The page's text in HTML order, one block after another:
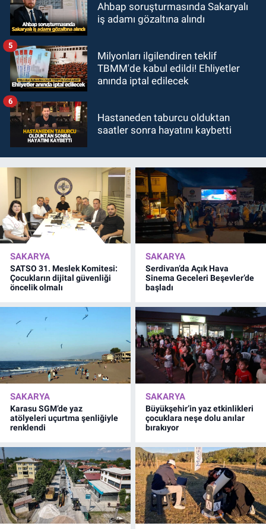
Ahbap soruşturmasında Sakaryalı
iş adamı gözaltına alındı
Milyonları ilgilendiren teklif
TBMM'de kabul edildi! Ehliyetler
anında iptal edilecek
5
Hastaneden taburcu olduktan
saatler sonra hayatını kaybetti
6
SAKARYA
SATSO 31. Meslek Komitesi:
Çocukların dijital güvenliği
öncelik olmalı
SAKARYA
Serdivan’da Açık Hava
Sinema Geceleri Beşevler’de
başladı
SAKARYA
Karasu SGM’de yaz
atölyeleri uçurtma şenliğiyle
renklendi
SAKARYA
Büyükşehir’in yaz etkinlikleri
çocuklara neşe dolu anılar
bırakıyor